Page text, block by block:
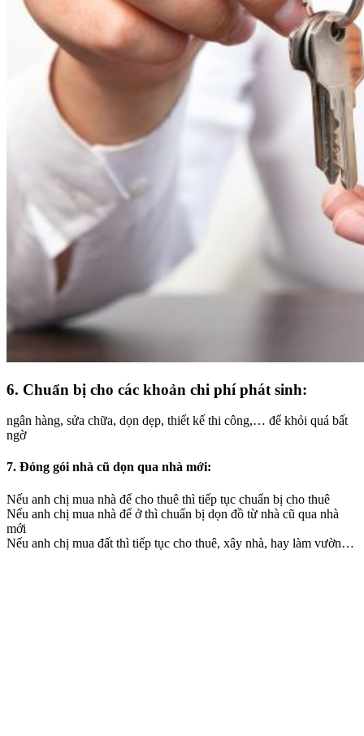
6. Chuẩn bị cho các khoản chi phí phát sinh:
ngân hàng, sửa chữa, dọn dẹp, thiết kế thi công,… để khỏi quá bất
ngờ
7. Đóng gói nhà cũ dọn qua nhà mới:
Nếu anh chị mua nhà để cho thuê thì tiếp tục chuẩn bị cho thuê
Nếu anh chị mua nhà để ở thì chuẩn bị dọn đồ từ nhà cũ qua nhà
mới
Nếu anh chị mua đất thì tiếp tục cho thuê, xây nhà, hay làm vườn…